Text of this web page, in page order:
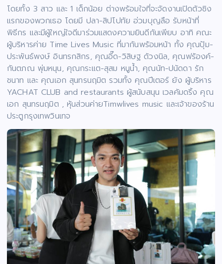
โดยทั้ง 3 สาว และ 1 เด็กน้อย ต่างพร้อมใจที่จะจัดงานเปิดตัวซิง
แรกของพวกเธอ โดยมี ปลา-สิปโปทัย อ่วมบุญลือ รับหน้าที่
พิธีกร และมีผู้ใหญ่ใจดีมาร่วมแสดงความยินดีกันเพียบ อาทิ คณะ
ผู้บริหารค่าย Time Lives Music ที่มากันพร้อมหน้า ทั้ง คุณปุ้ม-
ประพันธ์พงษ์ อินทรกสิกร, คุณอี๊ด-วิสิษฐ ด้วงนิล, คุณฟร้องค์-
กันตภณ พุ่มหนุน, คุณกระแต-สุสม หนูน้ำ, คุณนัท-ปนัดดา รัก
ชนาท และ คุณเอก สุนทรนฤมิต รวมทั้ง คุณปีเตอร์ ยัง ผู้บริหาร
YACHAT CLUB and restaurants ผู้สนับสนุน เวลคัมดริ้ง คุณ
เอก สุนทรนฤมิต , หุ้นส่วนค่ายTimwlives music และเจ้าของร้าน
ประตูกรุงเทพวินเทจ